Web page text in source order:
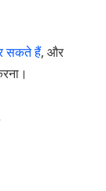
सकते हैं, और